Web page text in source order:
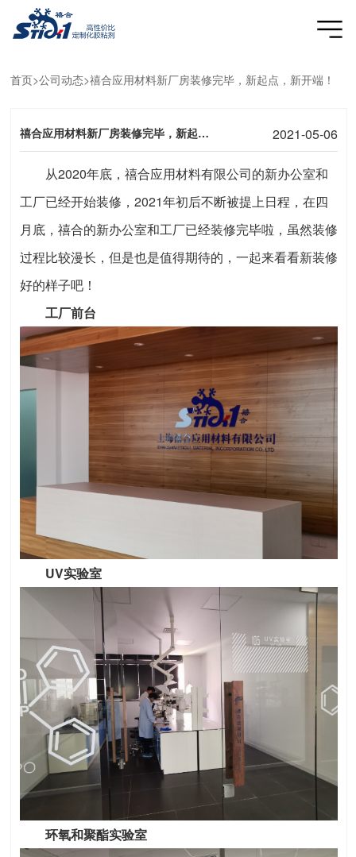
首页>公司动态>禧合应用材料新厂房装修完毕，新起点，新开端！
禧合应用材料新厂房装修完毕，新起点，新开端！ 2021-05-06
从2020年底，禧合应用材料有限公司的新办公室和
工厂已经开始装修，2021年初后不断被提上日程，在四
月底，禧合的新办公室和工厂已经装修完毕啦，虽然装修
过程比较漫长，但是也是值得期待的，一起来看看新装修
好的样子吧！
工厂前台
UV实验室
环氧和聚酯实验室